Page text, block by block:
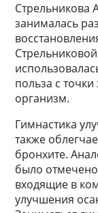
Стрельникова
занималась
польза с
организм.
Гимнастика
также
бронхите.
было
входящие в
улучшения